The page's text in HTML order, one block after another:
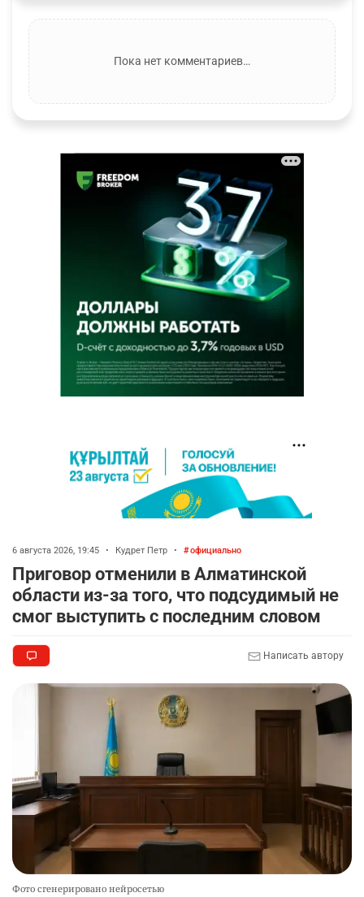
Пока нет комментариев…
6 августа 2026, 19:45 • Кудрет Петр • официально
Приговор отменили в Алматинской
области из-за того, что подсудимый не
смог выступить с последним словом
Написать автору
Фото сгенерировано нейросетью